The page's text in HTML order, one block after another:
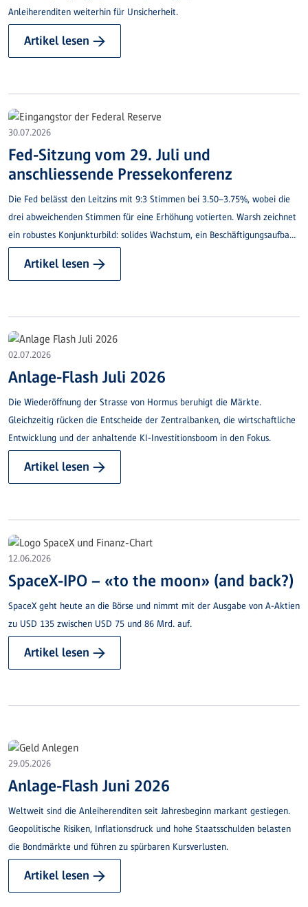
Anleiherenditen weiterhin für Unsicherheit.
Artikel lesen →
30.07.2026
Fed-Sitzung vom 29. Juli und
anschliessende Pressekonferenz
Die Fed belässt den Leitzins mit 9:3 Stimmen bei 3.50–3.75%, wobei die
drei abweichenden Stimmen für eine Erhöhung votierten. Warsh zeichnet
ein robustes Konjunkturbild: solides Wachstum, ein Beschäftigungsaufbau
sinkende Arbeitslosigkeit.
Artikel lesen →
02.07.2026
Anlage-Flash Juli 2026
Die Wiederöffnung der Strasse von Hormus beruhigt die Märkte.
Gleichzeitig rücken die Entscheide der Zentralbanken, die wirtschaftliche
Entwicklung und der anhaltende KI-Investitionsboom in den Fokus.
Artikel lesen →
12.06.2026
SpaceX-IPO – «to the moon» (and back?)
SpaceX geht heute an die Börse und nimmt mit der Ausgabe von A-Aktien
zu USD 135 zwischen USD 75 und 86 Mrd. auf.
Artikel lesen →
29.05.2026
Anlage-Flash Juni 2026
Weltweit sind die Anleiherenditen seit Jahresbeginn markant gestiegen.
Geopolitische Risiken, Inflationsdruck und hohe Staatsschulden belasten
die Bondmärkte und führen zu spürbaren Kursverlusten.
Artikel lesen →